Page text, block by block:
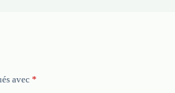
avec *